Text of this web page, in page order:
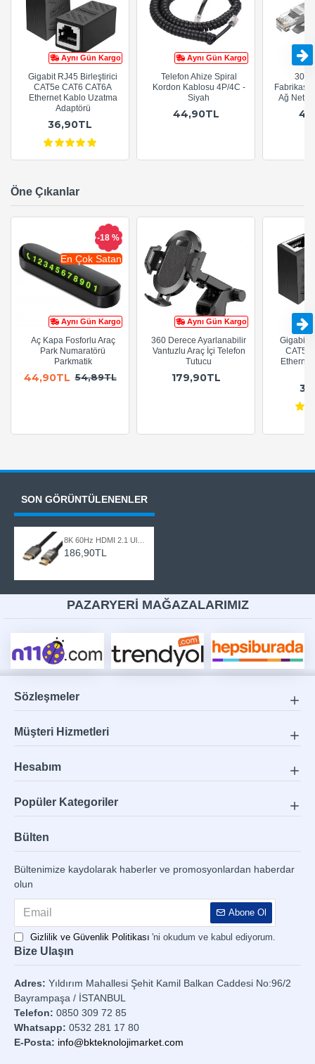
Aynı Gün Kargo
Gigabit RJ45 Birleştirici
CAT5e CAT6 CAT6A
Ethernet Kablo Uzatma
Adaptörü
36,90TL
Aynı Gün Kargo
Telefon Ahize Spiral
Kordon Kablosu 4P/4C -
Siyah
44,90TL
Ağ
Öne Çıkanlar
Aynı Gün Kargo
En Çok Satan
-18 %
Aç Kapa Fosforlu Araç
Park Numaratörü
Parkmatik
44,90TL 54,89TL
Aynı Gün Kargo
360 Derece Ayarlanabilir
Vantuzlu Araç İçi Telefon
Tutucu
179,90TL
Gigabit
CAT5e
SON GÖRÜNTÜLENENLER
8K 60Hz HDMI 2.1 Ultra HD 48Gbps Örgülü Görüntü Kablosu - 1.5 Metre
186,90TL
PAZARYERİ MAĞAZALARIMIZ
Sözleşmeler
Müşteri Hizmetleri
Hesabım
Popüler Kategoriler
Bülten
Bültenimize kaydolarak haberler ve promosyonlardan haberdar
olun
Abone Ol
Gizlilik ve Güvenlik Politikası 'ni okudum ve kabul ediyorum.
Bize Ulaşın
Adres: Yıldırım Mahallesi Şehit Kamil Balkan Caddesi No:96/2
Bayrampaşa / İSTANBUL
Telefon: 0850 309 72 85
Whatsapp: 0532 281 17 80
E-Posta: info@bkteknolojimarket.com